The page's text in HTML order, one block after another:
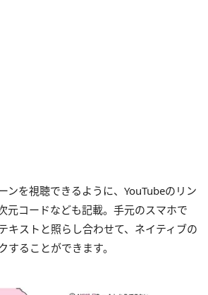
ンを視聴できるように、YouTubeのリン
元コードなども記載。手元のスマホで
キストと照らし合わせて、ネイティブの
することができます。